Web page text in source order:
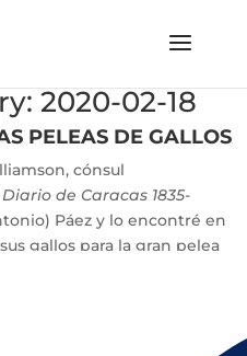
2020-02-18
PELEAS DE GALLOS
cónsul
Diario de Caracas 1835-
Páez y lo encontré en
gallos para la gran pelea